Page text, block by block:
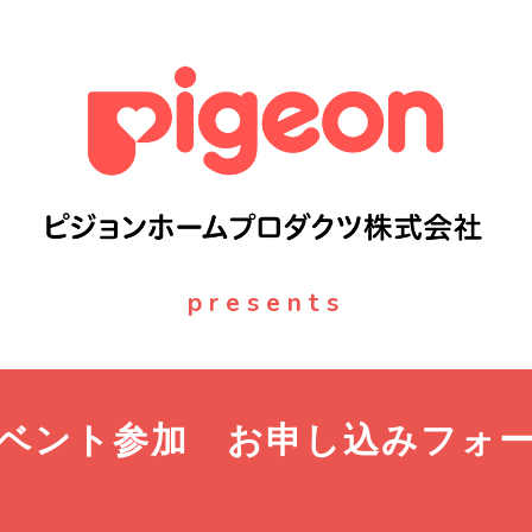
presents
ント参加 お申し込みフォ